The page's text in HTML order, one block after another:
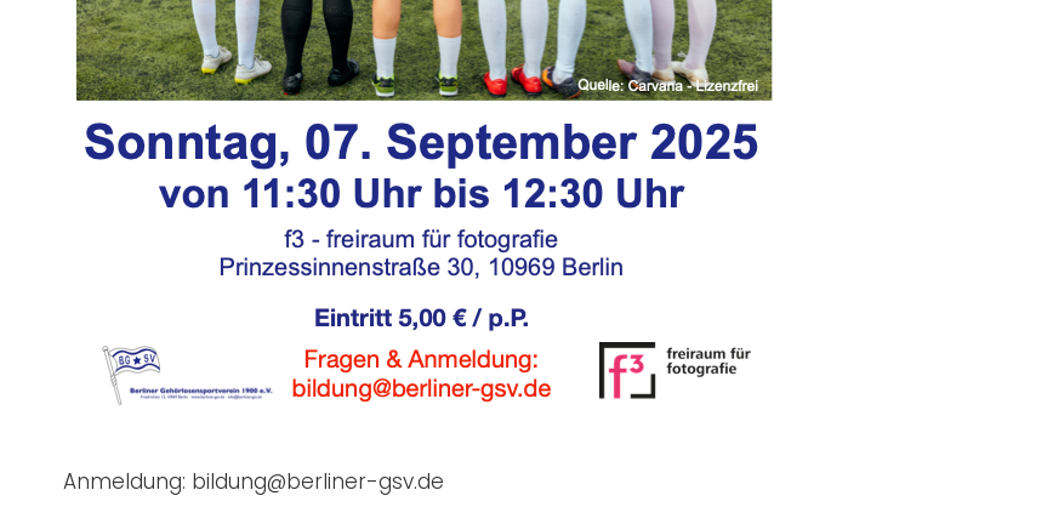
Anmeldung: bildung@berliner-gsv.de